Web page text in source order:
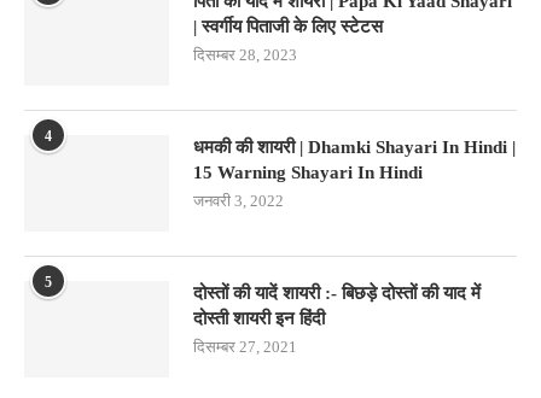
| स्वर्गीय पिताजी के लिए स्टेटस
दिसम्बर 28, 2023
4
धमकी की शायरी | Dhamki Shayari In Hindi |
15 Warning Shayari In Hindi
जनवरी 3, 2022
5
दोस्तों की यादें शायरी :- बिछड़े दोस्तों की याद में
दोस्ती शायरी इन हिंदी
दिसम्बर 27, 2021